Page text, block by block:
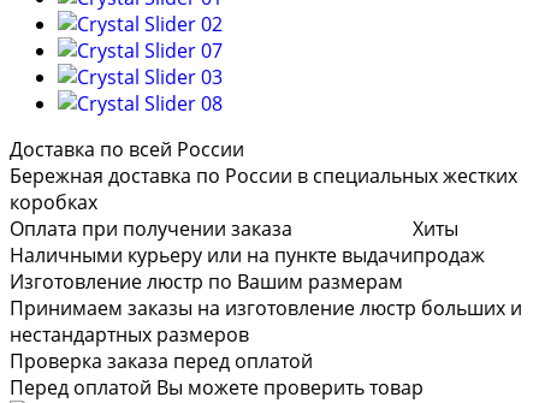
Доставка по всей России
Бережная доставка по России в специальных жестких
коробках
Оплата при получении заказа
Наличными курьеру или на пункте выдачи
Изготовление люстр по Вашим размерам
Принимаем заказы на изготовление люстр больших и
нестандартных размеров
Проверка заказа перед оплатой
Перед оплатой Вы можете проверить товар
Хиты
продаж